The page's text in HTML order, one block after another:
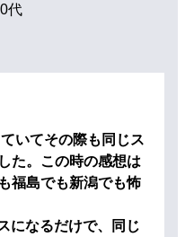
代
いてその際も同じス
た。この時の感想は
福島でも新潟でも怖
になるだけで、同じ